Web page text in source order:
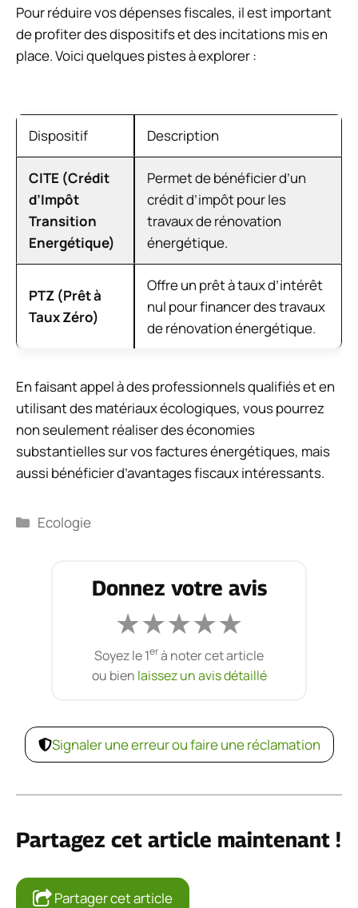
Pour réduire vos dépenses fiscales, il est important
de profiter des dispositifs et des incitations mis en
place. Voici quelques pistes à explorer :
Dispositif Description
CITE (Crédit
d’Impôt
Transition
Energétique)
Permet de bénéficier d’un
crédit d’impôt pour les
travaux de rénovation
énergétique.
PTZ (Prêt à
Taux Zéro)
Offre un prêt à taux d’intérêt
nul pour financer des travaux
de rénovation énergétique.
En faisant appel à des professionnels qualifiés et en
utilisant des matériaux écologiques, vous pourrez
non seulement réaliser des économies
substantielles sur vos factures énergétiques, mais
aussi bénéficier d’avantages fiscaux intéressants.
Catégories
Ecologie
Donnez votre avis
★★★★★
Soyez le 1erà noter cet article
ou bien laissez un avis détaillé
Signaler une erreur ou faire une réclamation
Partagez cet article maintenant !
Partager cet article